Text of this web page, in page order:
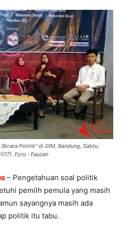
Bicara Politik” di GIM, Bandung, Sabtu,
Foto : Fauzan
– Pengetahuan soal politik
pemilh pemula yang masih
sayangnya masih ada
politik itu tabu.